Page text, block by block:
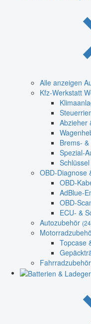
Alle anzeigen
Kfz-Werkstatt
Abzieher
Brems-
Spezial-
OBD-Diagnose
OBD-
AdBlue-
OBD-
ECU- &
Autozubehör
Topcase
Fahrradzubehör